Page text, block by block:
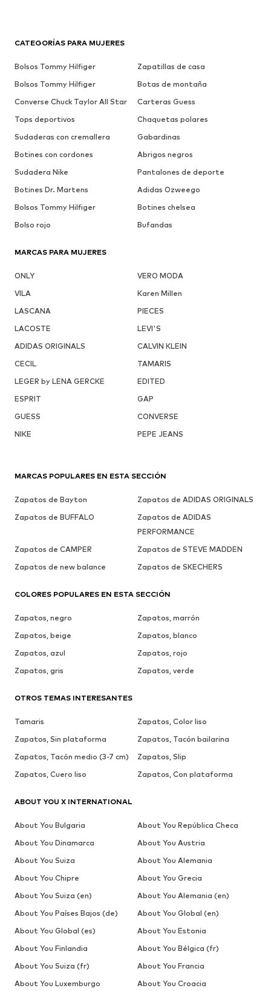
CATEGORÍAS PARA MUJERES
Bolsos Tommy Hilfiger
Zapatillas de casa
Bolsos Tommy Hilfiger
Botas de montaña
Converse Chuck Taylor All Star
Carteras Guess
Tops deportivos
Chaquetas polares
Sudaderas con cremallera
Gabardinas
Botines con cordones
Abrigos negros
Sudadera Nike
Pantalones de deporte
Botines Dr. Martens
Adidas Ozweego
Bolsos Tommy Hilfiger
Botines chelsea
Bolso rojo
Bufandas
MARCAS PARA MUJERES
ONLY
VERO MODA
VILA
Karen Millen
LASCANA
PIECES
LACOSTE
LEVI'S
ADIDAS ORIGINALS
CALVIN KLEIN
CECIL
TAMARIS
LEGER by LENA GERCKE
EDITED
ESPRIT
GAP
GUESS
CONVERSE
NIKE
PEPE JEANS
MARCAS POPULARES EN ESTA SECCIÓN
Zapatos de Bayton
Zapatos de ADIDAS ORIGINALS
Zapatos de BUFFALO
Zapatos de ADIDAS
PERFORMANCE
Zapatos de CAMPER
Zapatos de STEVE MADDEN
Zapatos de new balance
Zapatos de SKECHERS
COLORES POPULARES EN ESTA SECCIÓN
Zapatos, negro
Zapatos, marrón
Zapatos, beige
Zapatos, blanco
Zapatos, azul
Zapatos, rojo
Zapatos, gris
Zapatos, verde
OTROS TEMAS INTERESANTES
Tamaris
Zapatos, Color liso
Zapatos, Sin plataforma
Zapatos, Tacón bailarina
Zapatos, Tacón medio (3-7 cm)
Zapatos, Slip
Zapatos, Cuero liso
Zapatos, Con plataforma
ABOUT YOU X INTERNATIONAL
About You Bulgaria
About You República Checa
About You Dinamarca
About You Austria
About You Suiza
About You Alemania
About You Chipre
About You Grecia
About You Suiza (en)
About You Alemania (en)
About You Países Bajos (de)
About You Global (en)
About You Global (es)
About You Estonia
About You Finlandia
About You Bélgica (fr)
About You Suiza (fr)
About You Francia
About You Luxemburgo
About You Croacia